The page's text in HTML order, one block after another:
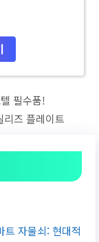
필수품!
리즈 플레이트
자물쇠: 현대적